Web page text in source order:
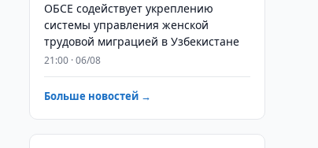
ОБСЕ содействует укреплению
системы управления женской
трудовой миграцией в Узбекистане
21:00 · 06/08
Больше новостей →